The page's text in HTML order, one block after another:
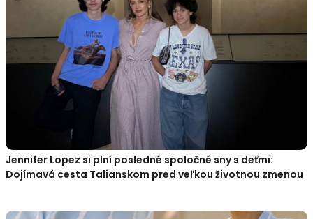
Jennifer Lopez si plní posledné spoločné sny s deťmi:
Dojímavá cesta Talianskom pred veľkou životnou zmenou